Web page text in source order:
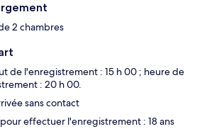
2 chambres
de l'enregistrement : 15 h 00 ; heure de
: 20 h 00.
sans contact
effectuer l'enregistrement : 18 ans